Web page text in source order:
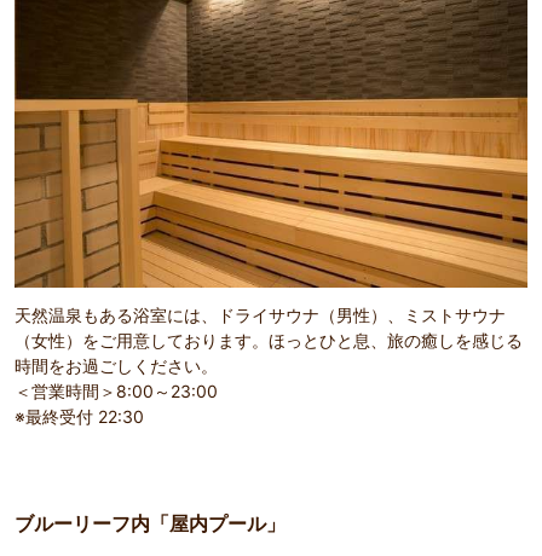
天然温泉もある浴室には、ドライサウナ（男性）、ミストサウナ
（女性）をご用意しております。ほっとひと息、旅の癒しを感じる
時間をお過ごしください。
＜営業時間＞8:00～23:00
※最終受付 22:30
ブルーリーフ内「屋内プール」